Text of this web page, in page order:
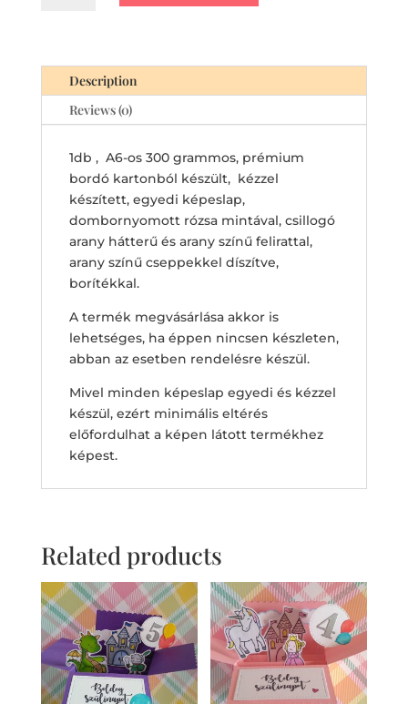
dombormintás
nőnapra,
névnapra,
születésnapra
Description
Reviews (0)
1db , A6-os 300 grammos, prémium
bordó kartonból készült, kézzel
készített, egyedi képeslap,
dombornyomott rózsa mintával, csillogó
arany hátterű és arany színű felirattal,
arany színű cseppekkel díszítve,
borítékkal.
A termék megvásárlása akkor is
lehetséges, ha éppen nincsen készleten,
abban az esetben rendelésre készül.
Mivel minden képeslap egyedi és kézzel
készül, ezért minimális eltérés
előfordulhat a képen látott termékhez
képest.
Related products